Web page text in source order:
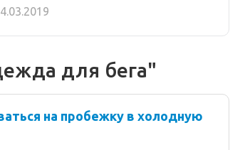
для бега"
на пробежку в холодную